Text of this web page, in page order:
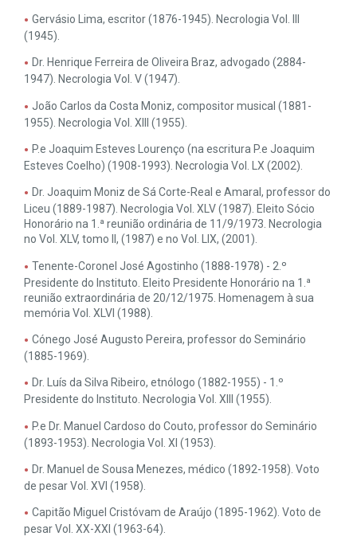
Gervásio Lima, escritor (1876-1945). Necrologia Vol. III
(1945).
Dr. Henrique Ferreira de Oliveira Braz, advogado (2884-
1947). Necrologia Vol. V (1947).
João Carlos da Costa Moniz, compositor musical (1881-
1955). Necrologia Vol. XIII (1955).
P.e Joaquim Esteves Lourenço (na escritura P.e Joaquim
Esteves Coelho) (1908-1993). Necrologia Vol. LX (2002).
Dr. Joaquim Moniz de Sá Corte-Real e Amaral, professor do
Liceu (1889-1987). Necrologia Vol. XLV (1987). Eleito Sócio
Honorário na 1.ª reunião ordinária de 11/9/1973. Necrologia
no Vol. XLV, tomo II, (1987) e no Vol. LIX, (2001).
Tenente-Coronel José Agostinho (1888-1978) - 2.º
Presidente do Instituto. Eleito Presidente Honorário na 1.ª
reunião extraordinária de 20/12/1975. Homenagem à sua
memória Vol. XLVI (1988).
Cónego José Augusto Pereira, professor do Seminário
(1885-1969).
Dr. Luís da Silva Ribeiro, etnólogo (1882-1955) - 1.º
Presidente do Instituto. Necrologia Vol. XIII (1955).
P.e Dr. Manuel Cardoso do Couto, professor do Seminário
(1893-1953). Necrologia Vol. XI (1953).
Dr. Manuel de Sousa Menezes, médico (1892-1958). Voto
de pesar Vol. XVI (1958).
Capitão Miguel Cristóvam de Araújo (1895-1962). Voto de
pesar Vol. XX-XXI (1963-64).